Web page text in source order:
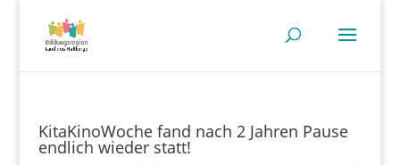
KitaKinoWoche fand nach 2 Jahren Pause
endlich wieder statt!